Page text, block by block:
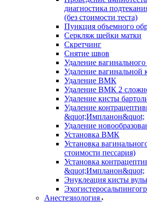
диагностика
(без стоимости теста)
Пункция объемного
Серкляж шейки матки
Скретчинг
Снятие швов
Удаление вагинального
Удаление вагинальной
Удаление ВМК
Удаление ВМК 2
Удаление кисты
Удаление
&quot;Импланон&quot;
Удаление
Установка ВМК
Установка
стоимости пессария)
Установка
&quot;Импланон&quot;
Энуклеация кисты
Анестезиология